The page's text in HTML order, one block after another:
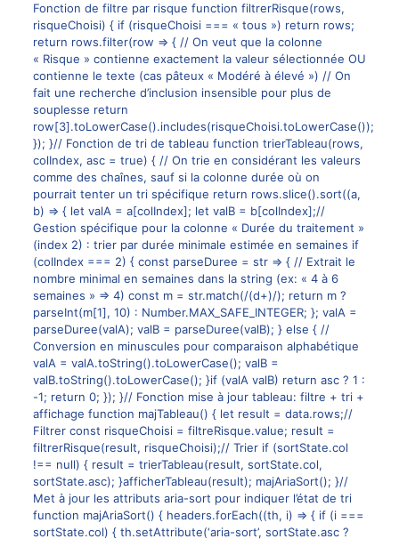
Fonction de filtre par risque function filtrerRisque(rows,
risqueChoisi) { if (risqueChoisi === « tous ») return rows;
return rows.filter(row => { // On veut que la colonne
« Risque » contienne exactement la valeur sélectionnée OU
contienne le texte (cas pâteux « Modéré à élevé ») // On
fait une recherche d’inclusion insensible pour plus de
souplesse return
row[3].toLowerCase().includes(risqueChoisi.toLowerCase());
}); }// Fonction de tri de tableau function trierTableau(rows,
colIndex, asc = true) { // On trie en considérant les valeurs
comme des chaînes, sauf si la colonne durée où on
pourrait tenter un tri spécifique return rows.slice().sort((a,
b) => { let valA = a[colIndex]; let valB = b[colIndex];//
Gestion spécifique pour la colonne « Durée du traitement »
(index 2) : trier par durée minimale estimée en semaines if
(colIndex === 2) { const parseDuree = str => { // Extrait le
nombre minimal en semaines dans la string (ex: « 4 à 6
semaines » => 4) const m = str.match(/(d+)/); return m ?
parseInt(m[1], 10) : Number.MAX_SAFE_INTEGER; }; valA =
parseDuree(valA); valB = parseDuree(valB); } else { //
Conversion en minuscules pour comparaison alphabétique
valA = valA.toString().toLowerCase(); valB =
valB.toString().toLowerCase(); }if (valA valB) return asc ? 1 :
-1; return 0; }); }// Fonction mise à jour tableau: filtre + tri +
affichage function majTableau() { let result = data.rows;//
Filtrer const risqueChoisi = filtreRisque.value; result =
filtrerRisque(result, risqueChoisi);// Trier if (sortState.col
!== null) { result = trierTableau(result, sortState.col,
sortState.asc); }afficherTableau(result); majAriaSort(); }//
Met à jour les attributs aria-sort pour indiquer l’état de tri
function majAriaSort() { headers.forEach((th, i) => { if (i ===
sortState.col) { th.setAttribute(‘aria-sort’, sortState.asc ?